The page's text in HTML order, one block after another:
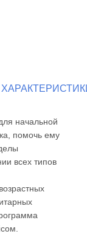
начальной
помочь ему
всех типов